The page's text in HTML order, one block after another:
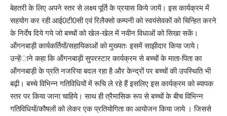
बेहतरी के लिए अपने स्तर से लक्ष्य पूर्ति के प्रयास किये जायें। इस कार्यक्रम में
सहयोग कर रही आई0टी0सी एवं रिलैक्सो कम्पनी को स्वयंसेवकों को चिन्हित करने
के निर्देष दिये गये जो बच्चों को खेल-खेल में नवीन विधाओं को सिखा सकें।
ऑंगनबाड़ी कार्यकर्तियों/सहायिकाओं को मुख्यतः इसमें साझीदार किया जाये।
उन्हेंाने कहा कि ऑंगनबाड़ी सुपरस्टार कार्यक्रम से बच्चों के माता-पिता का
ऑंगनबाड़ी के प्रति नजरिया बदल रहा है और केन्द्रों पर बच्चों की उपस्थिति भी
बढ़ी। बच्चे विभिन्न गतिविधियों में रूचि ले रहे हैं इसलिए इस कार्यक्रम को ब्यापक
स्तर पर किया जाना चाहिये। साथ ही त्रैमासिक रूप से बच्चों के बीच विभिन्न
गतिविधियों/कौषलों को लेकर एक प्रतियोगिता का आयोजन किया जाये । जिससे